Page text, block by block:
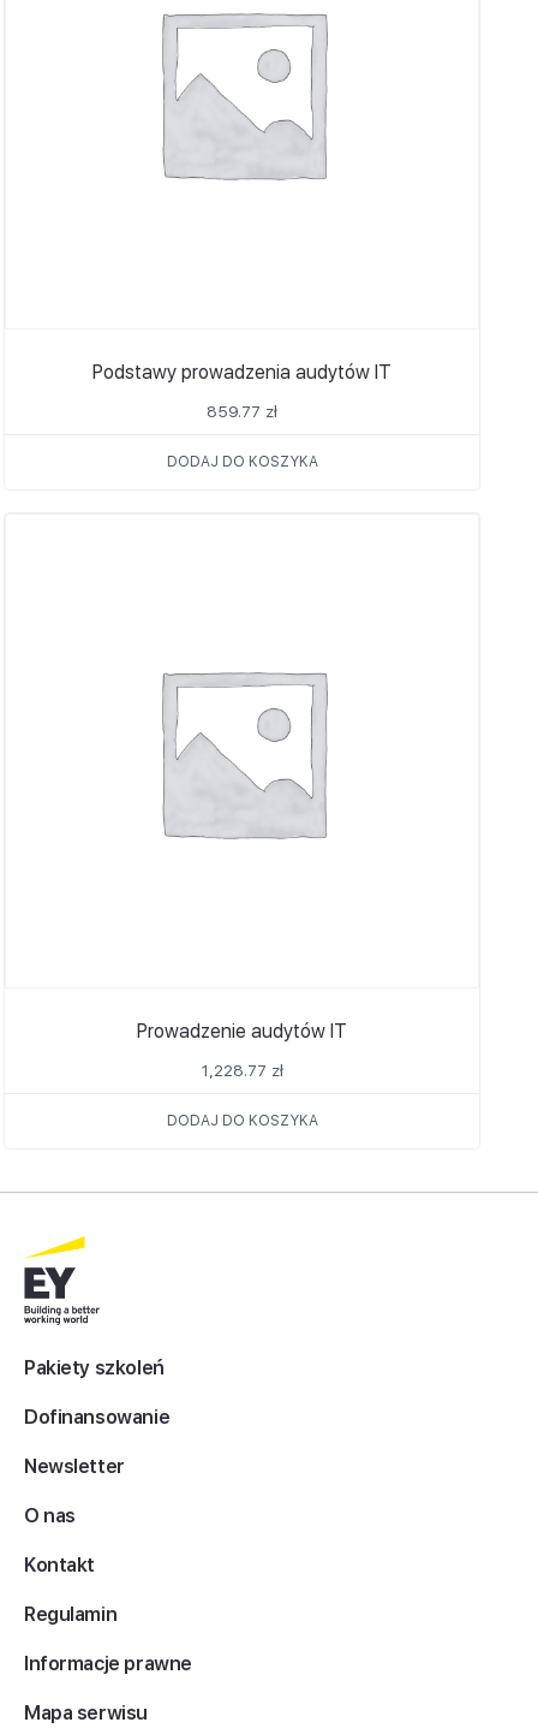
Podstawy prowadzenia audytów IT
859.77 zł
DODAJ DO KOSZYKA
Prowadzenie audytów IT
1,228.77 zł
DODAJ DO KOSZYKA
Pakiety szkoleń
Dofinansowanie
Newsletter
O nas
Kontakt
Regulamin
Informacje prawne
Mapa serwisu